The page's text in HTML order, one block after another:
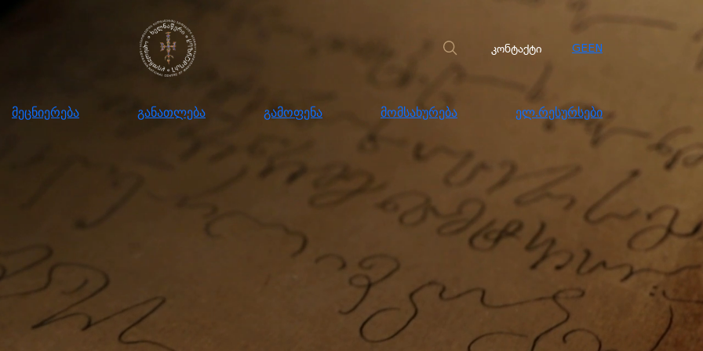
კონტაქტი GEEN
მეცნიერება განათლება გამოფენა მომსახურება ელ.რესურსები
განათლება მომსახურება